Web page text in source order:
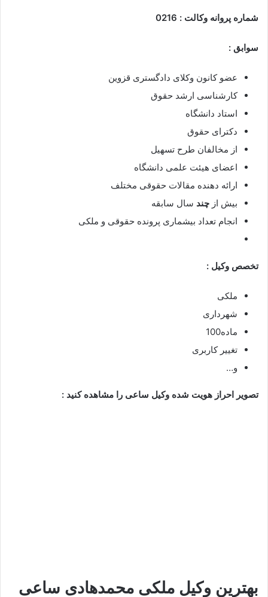
شماره پروانه وکالت : 0216
سوابق :
عضو کانون وکلای دادگستری قزوین
کارشناسی ارشد حقوق
استاد دانشگاه
دکترای حقوق
از مخالفان طرح تسهیل
اعضای هیئت علمی دانشگاه
ارائه دهنده مقالات حقوقی مختلف
بیش از چند سال سابقه
انجام تعداد بیشماری پرونده حقوقی و ملکی
تخصص وکیل :
ملکی
شهرداری
ماده100
تغییر کاربری
و…
تصویر احراز هویت شده وکیل ساعی را مشاهده کنید :
بهترین وکیل ملکی محمدهادی ساعی